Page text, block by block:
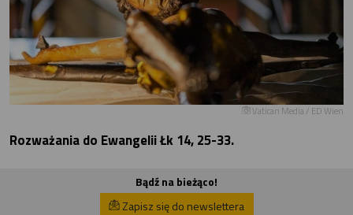
Vatican Media / ED Wien
Rozważania do Ewangelii Łk 14, 25-33.
Bądź na bieżąco!
Zapisz się do newslettera